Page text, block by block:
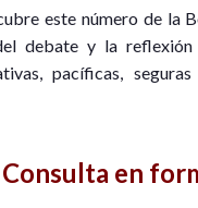
este número de la
debate y la reflexión
pacíficas,
Consulta en